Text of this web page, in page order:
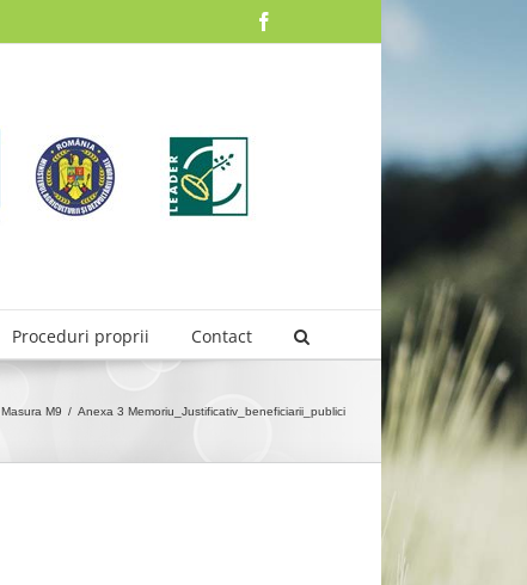
Proceduri proprii Contact
Masura M9 / Anexa 3 Memoriu_Justificativ_beneficiarii_publici